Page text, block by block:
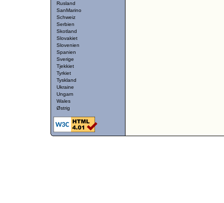
Rusland
SanMarino
Schweiz
Serbien
Skotland
Slovakiet
Slovenien
Spanien
Sverige
Tjekkiet
Tyrkiet
Tyskland
Ukraine
Ungarn
Wales
Østrig